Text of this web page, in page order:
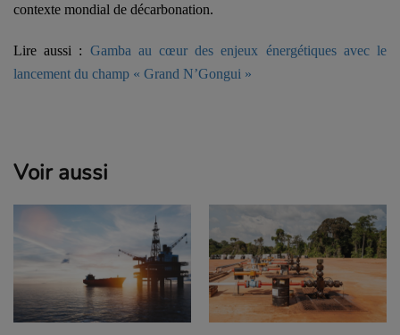
contexte mondial de décarbonation.
Lire aussi : Gamba au cœur des enjeux énergétiques avec le
lancement du champ « Grand N’Gongui »
Voir aussi